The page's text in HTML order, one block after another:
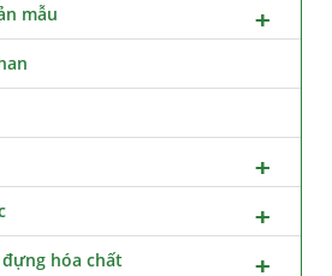
mẫu
hóa chất